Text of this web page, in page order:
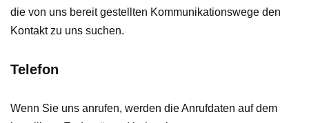
die von uns bereit gestellten Kommunikationswege den
Kontakt zu uns suchen.
Telefon
Wenn Sie uns anrufen, werden die Anrufdaten auf dem